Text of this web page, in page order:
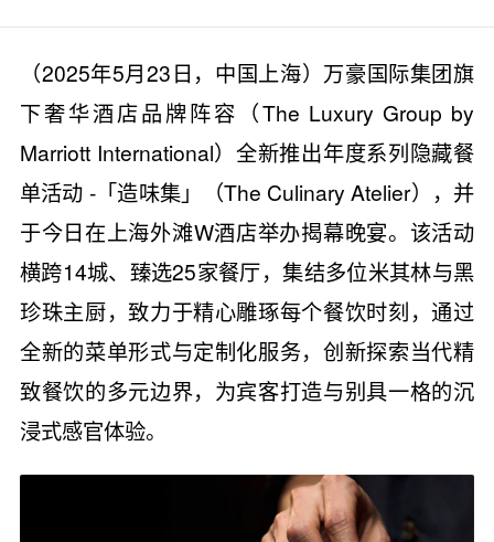
（2025年5月23日，中国上海）万豪国际集团旗
下奢华酒店品牌阵容（The Luxury Group by
Marriott International）全新推出年度系列隐藏餐
单活动 -「造味集」（The Culinary Atelier），并
于今日在上海外滩W酒店举办揭幕晚宴。该活动
横跨14城、臻选25家餐厅，集结多位米其林与黑
珍珠主厨，致力于精心雕琢每个餐饮时刻，通过
全新的菜单形式与定制化服务，创新探索当代精
致餐饮的多元边界，为宾客打造与别具一格的沉
浸式感官体验。